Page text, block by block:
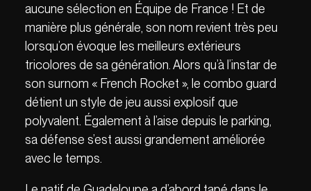
aucune sélection en Équipe de France ! Et de
manière plus générale, son nom revient très peu
lorsqu’on évoque les meilleurs extérieurs
tricolores de sa génération. Alors qu’à l’instar de
son surnom « French Rocket », le combo guard
détient un style de jeu aussi explosif que
polyvalent. Également à l’aise depuis le parking,
sa défense s’est aussi grandement améliorée
avec le temps.